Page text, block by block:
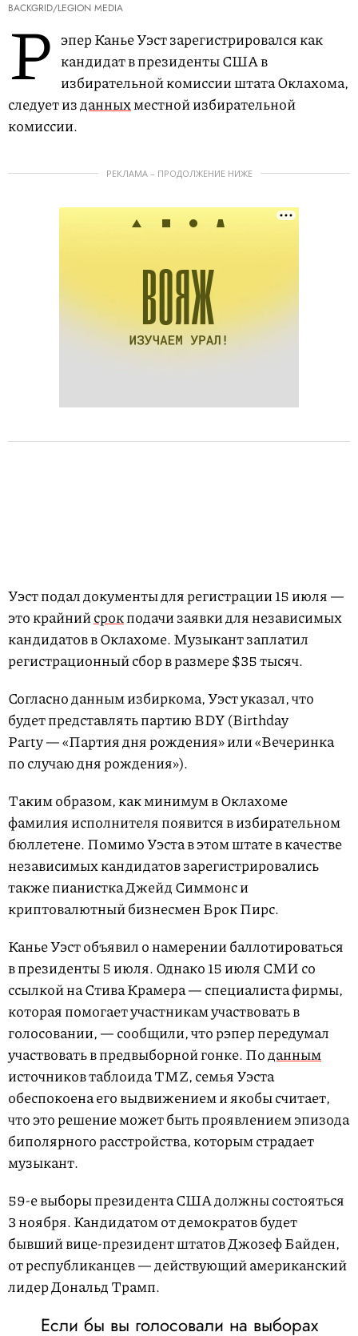
BACKGRID/LEGION MEDIA
Р эпер Канье Уэст зарегистрировался как
кандидат в президенты США в
избирательной комиссии штата Оклахома,
следует изданныхместной избирательной
комиссии.
РЕКЛАМА – ПРОДОЛЖЕНИЕ НИЖЕ
Уэст подал документы для регистрации 15 июля —
это крайнийсрокподачи заявки для независимых
кандидатов в Оклахоме. Музыкант заплатил
регистрационный сбор в размере $35 тысяч.
Согласно данным избиркома, Уэст указал, что
будет представлять партию BDY (Birthday
Party — «Партия дня рождения» или «Вечеринка
по случаю дня рождения»).
Таким образом, как минимум в Оклахоме
фамилия исполнителя появится в избирательном
бюллетене. Помимо Уэста в этом штате в качестве
независимых кандидатов зарегистрировались
также пианистка Джейд Симмонс и
криптовалютный бизнесмен Брок Пирс.
Канье Уэст объявил о намерении баллотироваться
в президенты 5 июля. Однако 15 июля СМИ со
ссылкой на Стива Крамера — специалиста фирмы,
которая помогает участникам участвовать в
голосовании, — сообщили, что рэпер передумал
участвовать в предвыборной гонке. Поданным
источников таблоида TMZ, семья Уэста
обеспокоена его выдвижением и якобы считает,
что это решение может быть проявлением эпизода
биполярного расстройства, которым страдает
музыкант.
59-е выборы президента США должны состояться
3 ноября. Кандидатом от демократов будет
бывший вице-президент штатов Джозеф Байден,
от республиканцев — действующий американский
лидер Дональд Трамп.
Если бы вы голосовали на выборах